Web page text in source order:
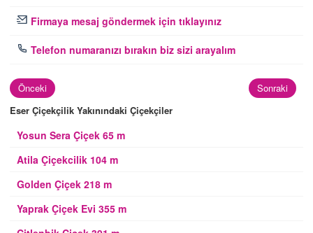
Firmaya mesaj göndermek için tıklayınız
Telefon numaranızı bırakın biz sizi arayalım
Önceki
Sonraki
Eser Çiçekçilik Yakınındaki Çiçekçiler
Yosun Sera Çiçek 65 m
Atila Çiçekcilik 104 m
Golden Çiçek 218 m
Yaprak Çiçek Evi 355 m